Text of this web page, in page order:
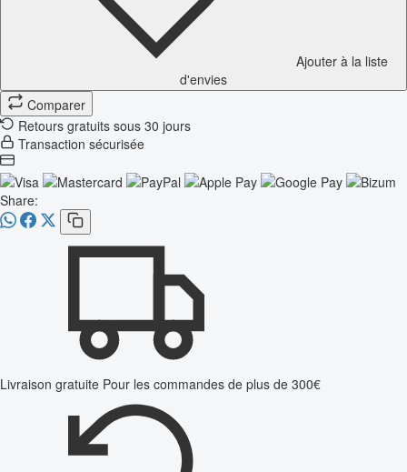
Ajouter à la liste
d'envies
Comparer
Retours gratuits sous 30 jours
Transaction sécurisée
Share:
Livraison gratuite Pour les commandes de plus de 300€